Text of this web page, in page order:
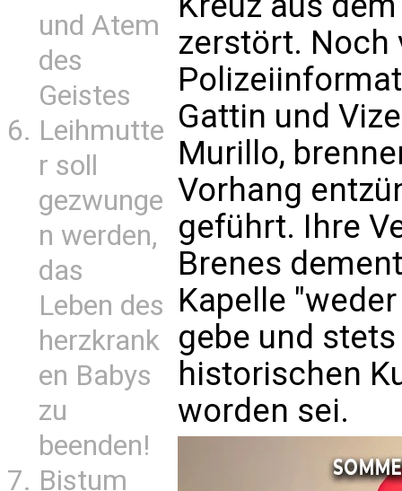
und Atem
des
Geistes
Leihmutte
r soll
gezwunge
n werden,
das
Leben des
herzkrank
en Babys
zu
beenden!
Bistum
zerstört. Noch
Gattin und
Murillo,
Vorhang
geführt. Ihre
Brenes
Kapelle
gebe und
historischen
worden sei.